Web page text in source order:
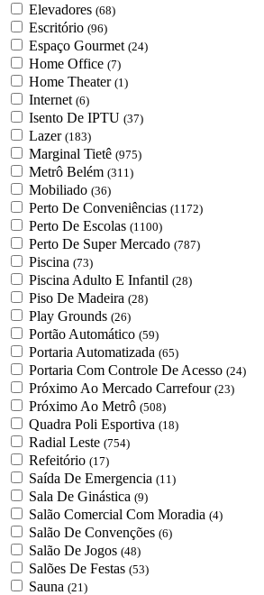
Elevadores (68)
Escritório (96)
Espaço Gourmet (24)
Home Office (7)
Home Theater (1)
Internet (6)
Isento De IPTU (37)
Lazer (183)
Marginal Tietê (975)
Metrô Belém (311)
Mobiliado (36)
Perto De Conveniências (1172)
Perto De Escolas (1100)
Perto De Super Mercado (787)
Piscina (73)
Piscina Adulto E Infantil (28)
Piso De Madeira (28)
Play Grounds (26)
Portão Automático (59)
Portaria Automatizada (65)
Portaria Com Controle De Acesso (24)
Próximo Ao Mercado Carrefour (23)
Próximo Ao Metrô (508)
Quadra Poli Esportiva (18)
Radial Leste (754)
Refeitório (17)
Saída De Emergencia (11)
Sala De Ginástica (9)
Salão Comercial Com Moradia (4)
Salão De Convenções (6)
Salão De Jogos (48)
Salões De Festas (53)
Sauna (21)